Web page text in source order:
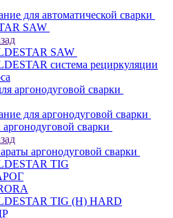
для автоматической сварки
SAW
SAW
система рециркуляции
аргонодуговой сварки
для аргонодуговой сварки
сварки
аргонодуговой сварки
TIG
TIG (H) HARD